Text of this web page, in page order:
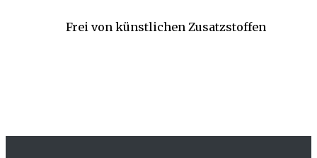
Frei von künstlichen Zusatzstoffen